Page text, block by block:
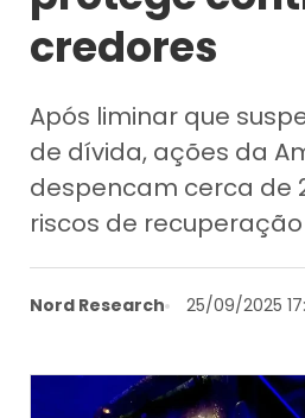
credores
Após liminar que
de dívida, ações da
despencam cerca de
riscos de
Nord Research 25/09/2025